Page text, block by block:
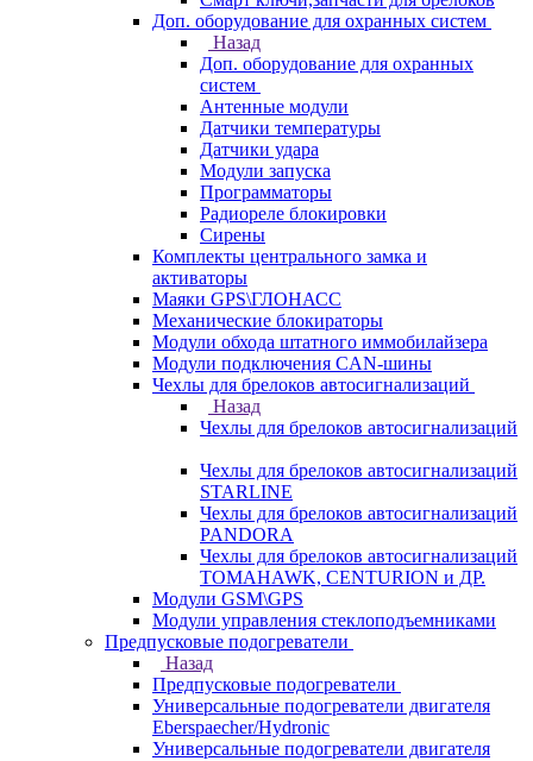
Доп. оборудование для охранных систем
Назад
Доп. оборудование для охранных
систем
Антенные модули
Датчики температуры
Датчики удара
Модули запуска
Программаторы
Радиореле блокировки
Сирены
Комплекты центрального замка и
активаторы
Маяки GPS\ГЛОНАСС
Механические блокираторы
Модули обхода штатного иммобилайзера
Модули подключения CAN-шины
Чехлы для брелоков автосигнализаций
Назад
Чехлы для брелоков автосигнализаций
Чехлы для брелоков автосигнализаций
STARLINE
Чехлы для брелоков автосигнализаций
PANDORA
Чехлы для брелоков автосигнализаций
TOMAHAWK, CENTURION и ДР.
Модули GSM\GPS
Модули управления стеклоподъемниками
Предпусковые подогреватели
Назад
Предпусковые подогреватели
Универсальные подогреватели двигателя
Eberspaecher/Hydronic
Универсальные подогреватели двигателя